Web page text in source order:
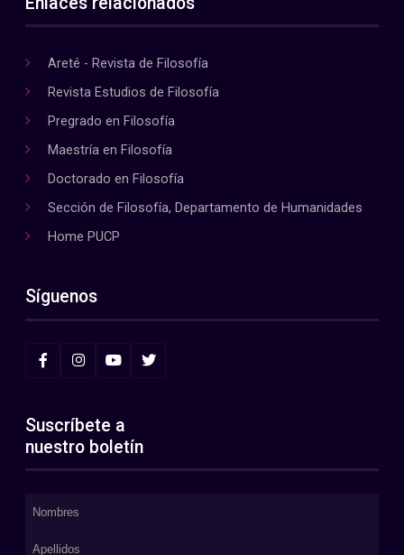
Areté - Revista de Filosofía
Revista Estudios de Filosofía
Pregrado en Filosofía
Maestría en Filosofía
Doctorado en Filosofía
Sección de Filosofía, Departamento de Humanidades
Home PUCP
Síguenos
Suscríbete a
nuestro boletín